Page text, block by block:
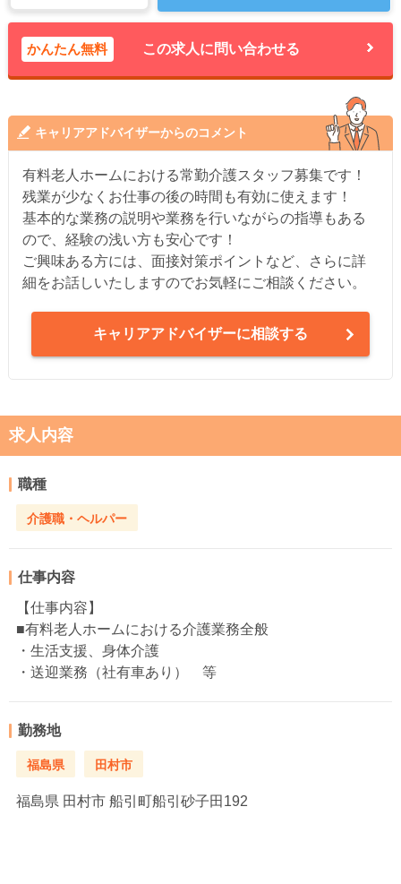
かんたん無料 この求人に問い合わせる
キャリアアドバイザーからのコメント
有料老人ホームにおける常勤介護スタッフ募集です！
残業が少なくお仕事の後の時間も有効に使えます！
基本的な業務の説明や業務を行いながらの指導もある
ので、経験の浅い方も安心です！
ご興味ある方には、面接対策ポイントなど、さらに詳
細をお話しいたしますのでお気軽にご相談ください。
キャリアアドバイザーに相談する
求人内容
職種
介護職・ヘルパー
仕事内容
【仕事内容】
■有料老人ホームにおける介護業務全般
・生活支援、身体介護
・送迎業務（社有車あり） 等
勤務地
福島県 田村市
福島県 田村市 船引町船引砂子田192